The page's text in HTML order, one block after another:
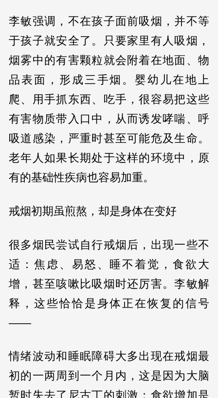
李敏强调，不在孩子面前吸烟，并不等
于孩子就安全了。只要家里有人吸烟，
烟雾中的有害颗粒就会附着在地面、物
品表面，形成三手烟。婴幼儿在地上
爬、用手抓东西、吃手，很容易把这些
有害物质带入口中，从而诱发哮喘、呼
吸道感染，严重时甚至可能危及生命。
老年人如果长期处于这样的环境中，原
有的基础性疾病也容易加重。
戒烟初期虽煎熬，却是身体在变好
很多烟民尝试自行戒烟后，出现一些不
适：焦虑、易怒、睡不着觉，食欲大
增，甚至咳嗽比吸烟时还厉害。李敏解
释，这些恰恰是身体正在恢复的信号
——
情绪波动和睡眠障碍大多出现在戒烟最
初的一两周到一个月内，这是因为大脑
暂时失去了尼古丁的刺激；食欲增加是